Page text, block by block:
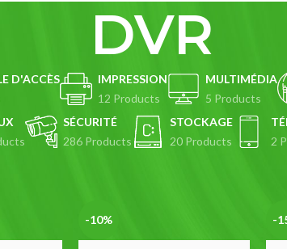
DVR
D'ACCÈS
IMPRESSION
12 Products
MULTIMÉDIA
5 Products
SÉCURITÉ
286 Products
STOCKAGE
20 Products
2
-10% -